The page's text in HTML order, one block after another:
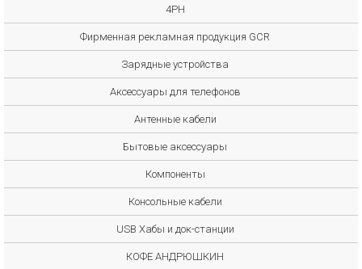
4PH
Фирменная рекламная продукция GCR
Зарядные устройства
Аксессуары для телефонов
Антенные кабели
Бытовые аксессуары
Компоненты
Консольные кабели
USB Хабы и док-станции
КОФЕ АНДРЮШКИН